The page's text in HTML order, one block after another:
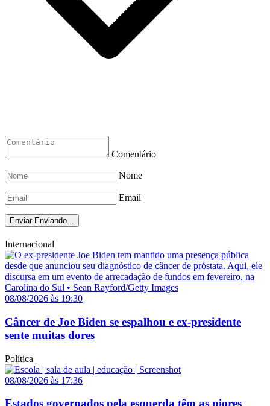
Comentário
Nome
Email
Enviar Enviando...
Internacional
08/08/2026 às 19:30
Câncer de Joe Biden se espalhou e ex-presidente
sente muitas dores
Política
08/08/2026 às 17:36